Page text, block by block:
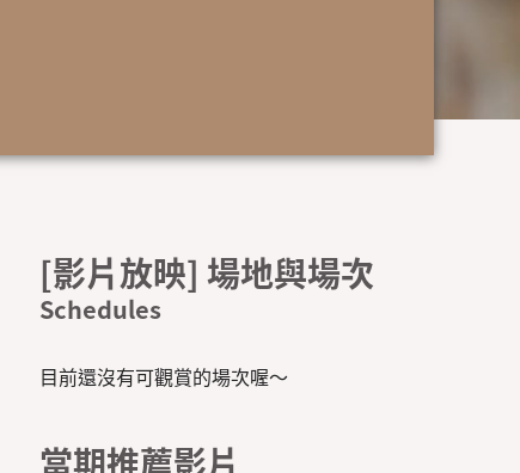
[影片放映] 場地與場次
目前還沒有可觀賞的場次喔～
當期推薦影片